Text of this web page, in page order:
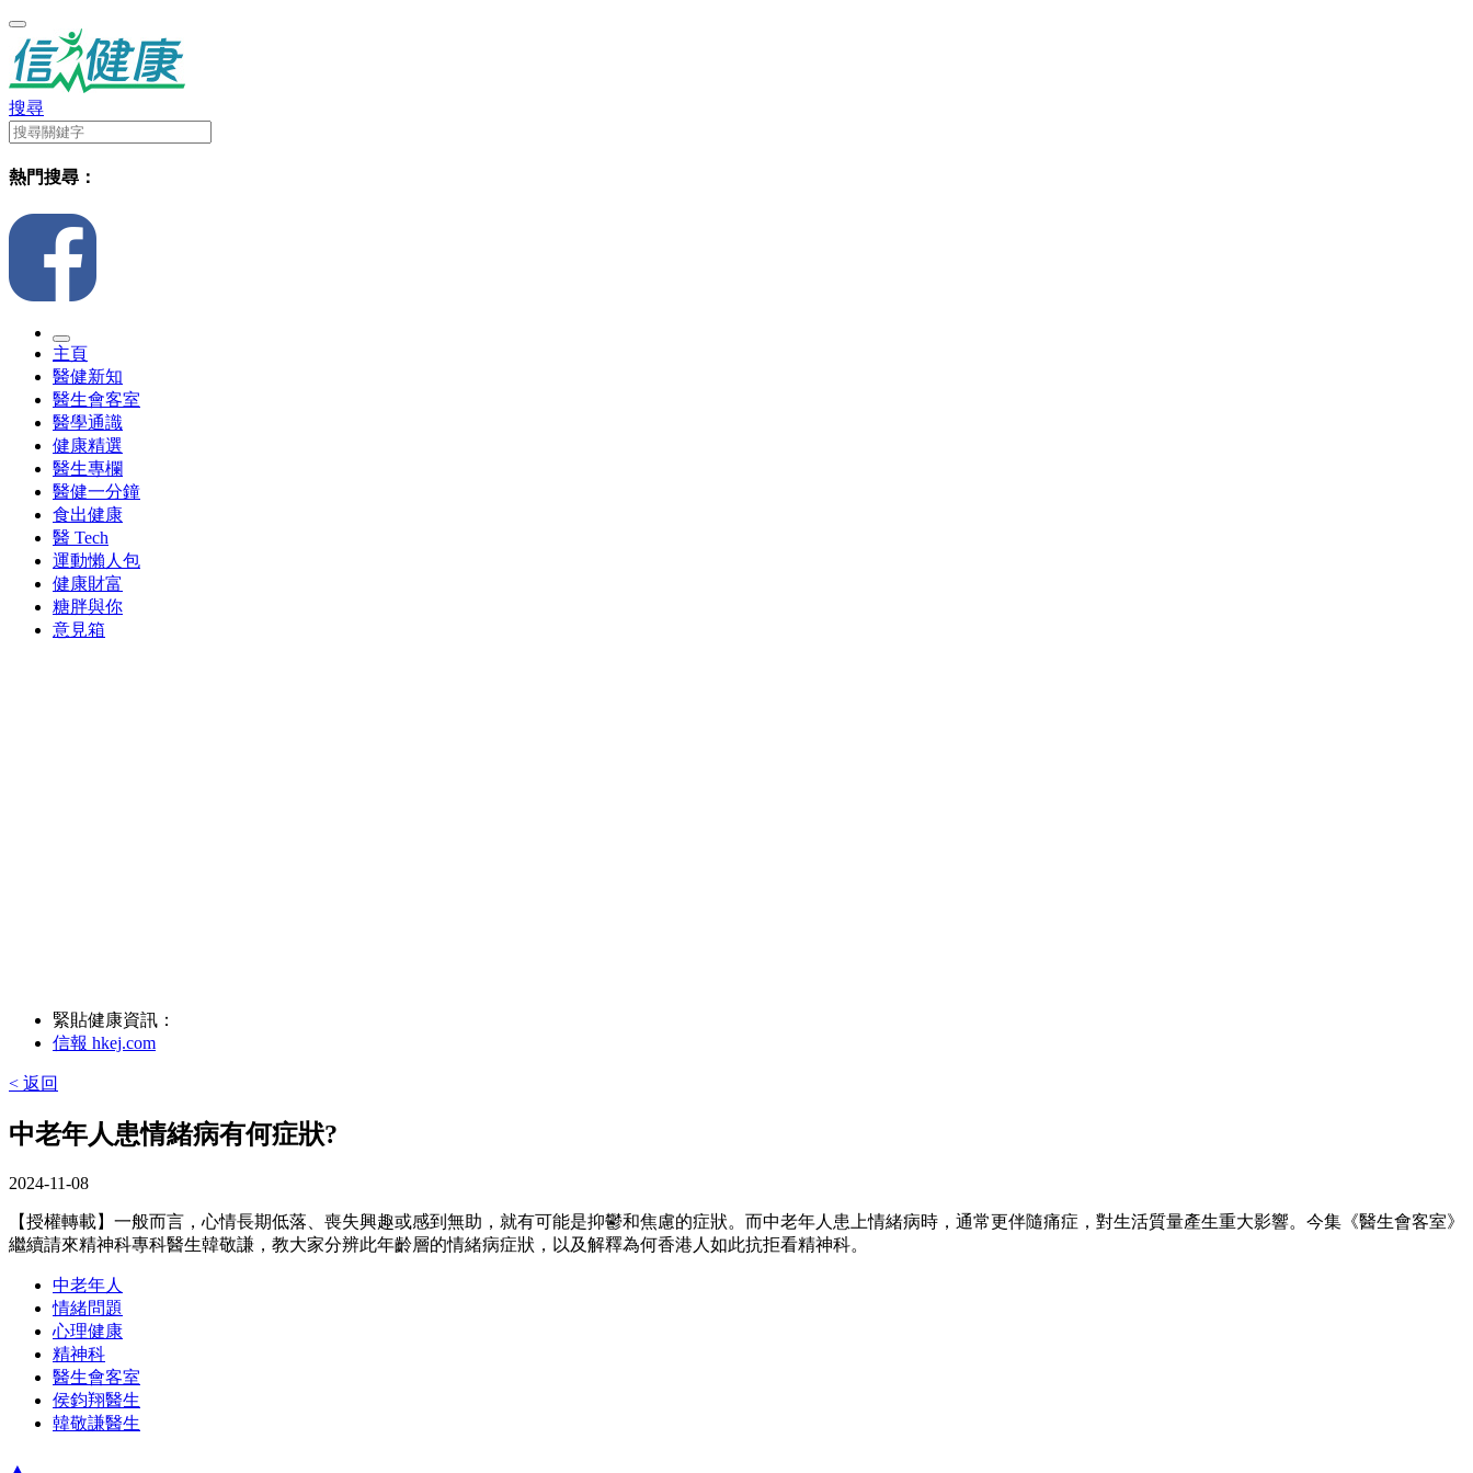
搜尋
熱門搜尋：
主頁
醫健新知
醫生會客室
醫學通識
健康精選
醫生專欄
醫健一分鐘
食出健康
醫 Tech
運動懶人包
健康財富
糖胖與你
意見箱
緊貼健康資訊：
信報 hkej.com
< 返回
中老年人患情緒病有何症狀?
2024-11-08
【授權轉載】一般而言，心情長期低落、喪失興趣或感到無助，就有可能是抑鬱和焦慮的症狀。而中老年人患上情緒病時，通常更伴隨痛症，對生活質量產生重大影響。今集《醫生會客室》
繼續請來精神科專科醫生韓敬謙，教大家分辨此年齡層的情緒病症狀，以及解釋為何香港人如此抗拒看精神科。
中老年人
情緒問題
心理健康
精神科
醫生會客室
侯鈞翔醫生
韓敬謙醫生